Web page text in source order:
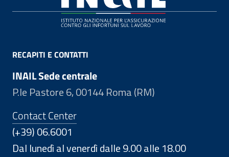
RECAPITI E CONTATTI
INAIL Sede centrale
P.le Pastore 6, 00144 Roma (RM)
Contact Center
(+39) 06.6001
Dal lunedì al venerdì dalle 9.00 alle 18.00